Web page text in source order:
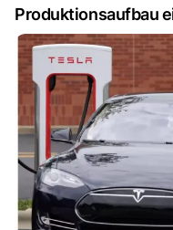
Produktionsaufbau